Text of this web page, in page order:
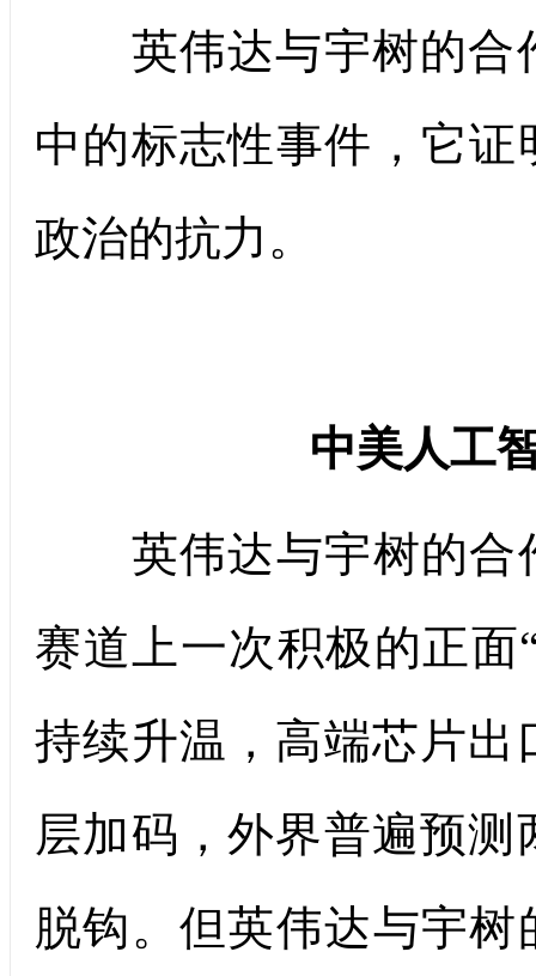
英伟达与宇树的合
中的标志性事件，它
政治的抗力。
中美人工
英伟达与宇树的合
赛道上一次积极的正
持续升温，高端芯片
层加码，外界普遍预
脱钩。但英伟达与宇